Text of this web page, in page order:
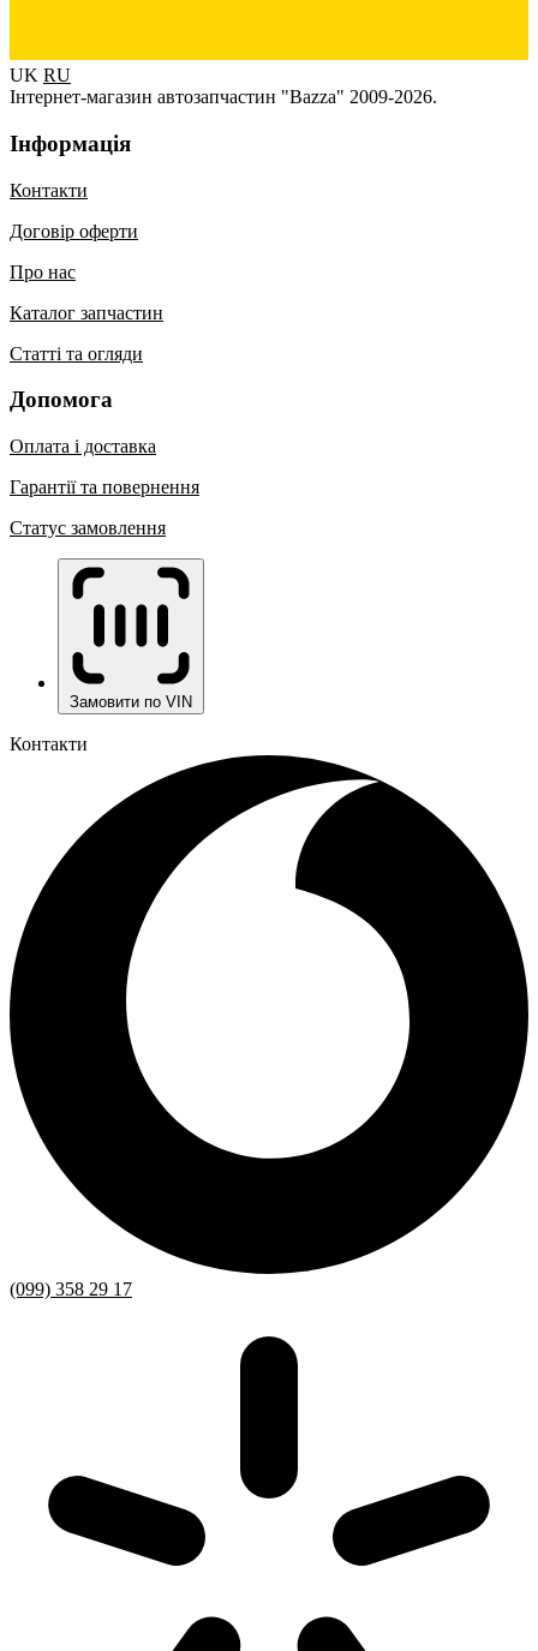
UK RU
Інтернет-магазин автозапчастин "Bazza" 2009-2026.
Інформація
Контакти
Договір оферти
Про нас
Каталог запчастин
Статті та огляди
Допомога
Оплата і доставка
Гарантії та повернення
Статус замовлення
Замовити по VIN
Контакти
(099) 358 29 17